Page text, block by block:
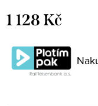
1 128 Kč
cena: